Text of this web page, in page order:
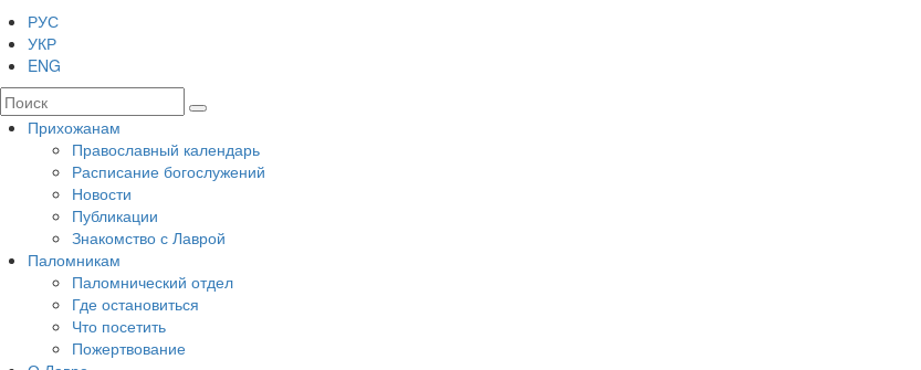
РУС
УКР
ENG
Прихожанам
Православный календарь
Расписание богослужений
Новости
Публикации
Знакомство с Лаврой
Паломникам
Паломнический отдел
Где остановиться
Что посетить
Пожертвование